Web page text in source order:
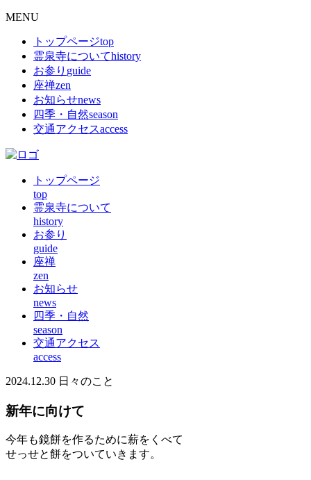
MENU
トップページtop
霊泉寺についてhistory
お参り guide
座禅zen
お知らせnews
四季・自然season
交通アクセスaccess
トップページ
top
霊泉寺について
history
お参り
guide
座禅
zen
お知らせ
news
四季・自然
season
交通アクセス
access
2024.12.30 日々のこと
新年に向けて
今年も鏡餅を作るために薪をくべて
せっせと餅をついていきます。